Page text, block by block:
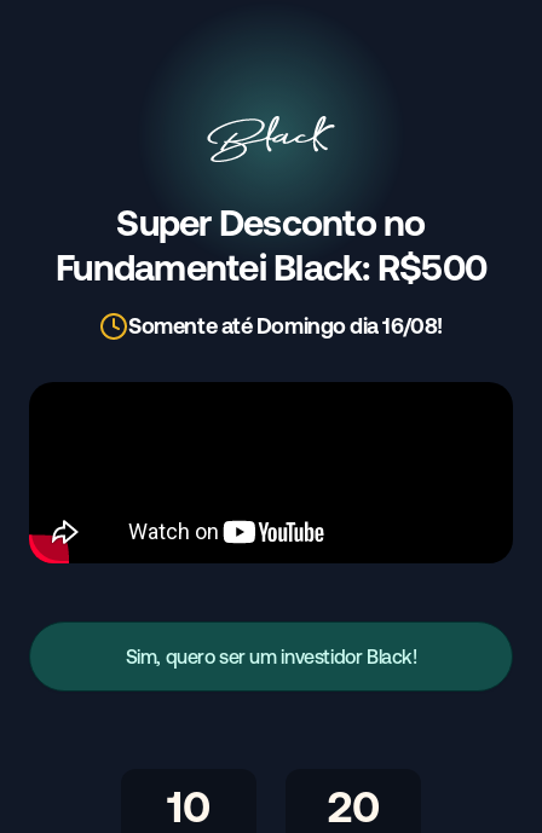
Super Desconto no
Fundamentei Black: R$500
Somente até Domingo dia 16/08!
Sim, quero ser um investidor Black!
10 20